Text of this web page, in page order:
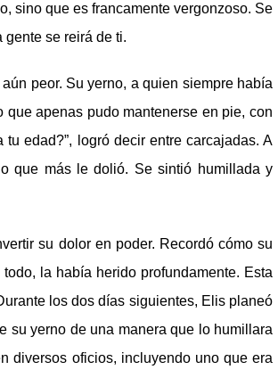
sino que es francamente vergonzoso. Se
se reirá de ti.
peor. Su yerno, a quien siempre había
apenas pudo mantenerse en pie, con
edad?”, logró decir entre carcajadas. A
que más le dolió. Se sintió humillada y
su dolor en poder. Recordó cómo su
la había herido profundamente. Esta
los dos días siguientes, Elis planeó
su yerno de una manera que lo humillara
diversos oficios, incluyendo uno que era